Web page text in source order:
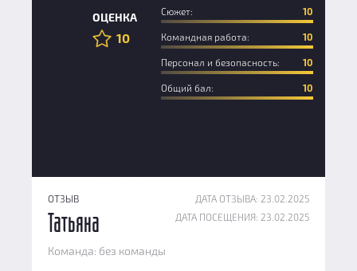
ОЦЕНКА
10
Сюжет: 10
Командная работа: 10
Персонал и безопасность: 10
Общий бал: 10
ОТЗЫВ
ДАТА ОТЗЫВА: 23.02.2025
ДАТА ПОСЕЩЕНИЯ: 23.02.2025
Татьяна
Команда: без команды